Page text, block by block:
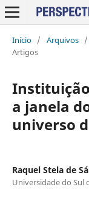
Início / Arquivos /
Artigos
a janela
universo
Raquel Stela de Sá
Universidade do Sul